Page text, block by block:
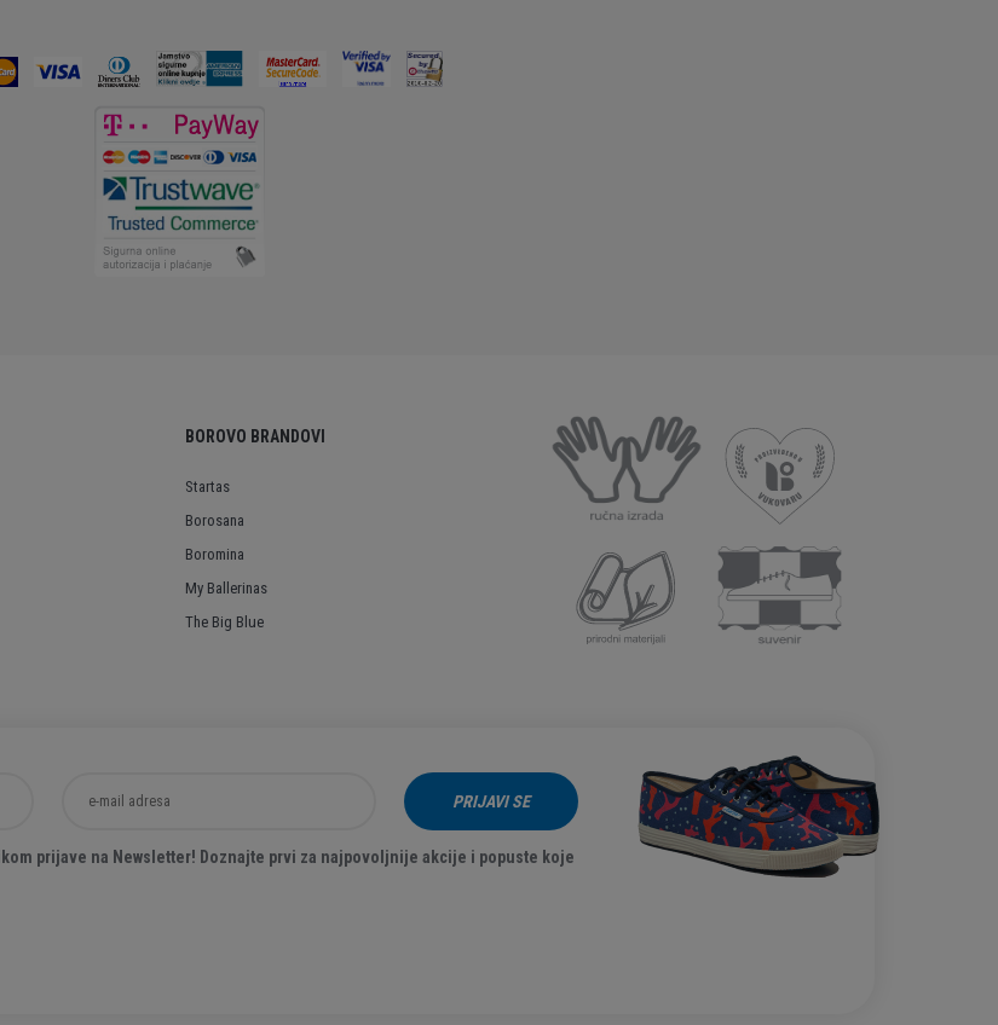
BOROVO BRANDOVI
Startas
Borosana
Boromina
My Ballerinas
The Big Blue
PRIJAVI SE
prijave na Newsletter! Doznajte prvi za najpovoljnije akcije i popuste koje